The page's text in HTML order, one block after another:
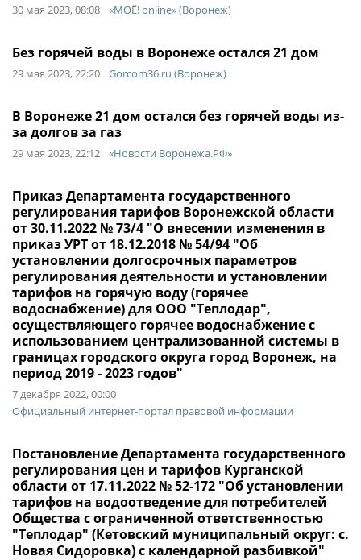
30 мая 2023, 08:08 «МОЁ! online» (Воронеж)
Без горячей воды в Воронеже остался 21 дом
29 мая 2023, 22:20 Gorcom36.ru (Воронеж)
В Воронеже 21 дом остался без горячей воды из-
за долгов за газ
29 мая 2023, 22:12 «Новости Воронежа.РФ»
Приказ Департамента государственного
регулирования тарифов Воронежской области
от 30.11.2022 № 73/4 "О внесении изменения в
приказ УРТ от 18.12.2018 № 54/94 "Об
установлении долгосрочных параметров
регулирования деятельности и установлении
тарифов на горячую воду (горячее
водоснабжение) для ООО "Теплодар",
осуществляющего горячее водоснабжение с
использованием централизованной системы в
границах городского округа город Воронеж, на
период 2019 - 2023 годов"
7 декабря 2022, 00:00
Официальный интернет-портал правовой информации
Постановление Департамента государственного
регулирования цен и тарифов Курганской
области от 17.11.2022 № 52-172 "Об установлении
тарифов на водоотведение для потребителей
Общества с ограниченной ответственностью
"Теплодар" (Кетовский муниципальный округ: с.
Новая Сидоровка) с календарной разбивкой"